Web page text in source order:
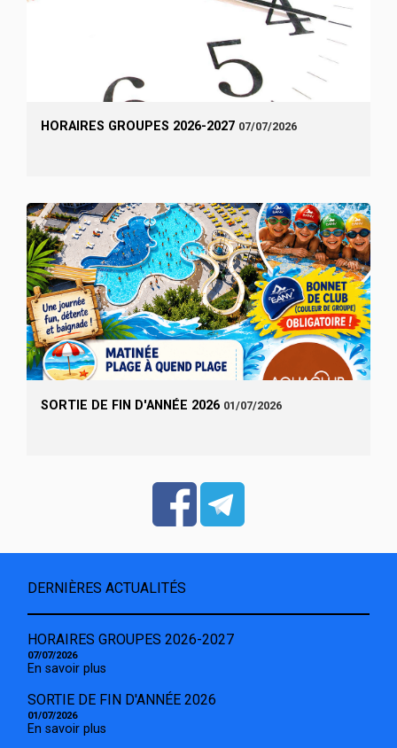
HORAIRES GROUPES 2026-2027 07/07/2026
SORTIE DE FIN D'ANNÉE 2026 01/07/2026
DERNIÈRES ACTUALITÉS
HORAIRES GROUPES 2026-2027
07/07/2026
En savoir plus
SORTIE DE FIN D'ANNÉE 2026
01/07/2026
En savoir plus